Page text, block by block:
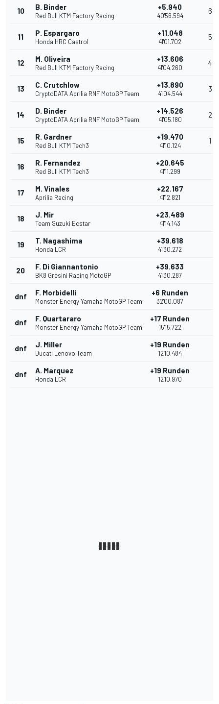
10 B. Binder
Red Bull KTM Factory Racing
+5.940
40'56.594
6
11 P. Espargaro
Honda HRC Castrol
+11.048
41'01.702
5
12 M. Oliveira
Red Bull KTM Factory Racing
+13.606
41'04.260
4
13 C. Crutchlow
CryptoDATA Aprilia RNF MotoGP Team
+13.890
41'04.544
3
14 D. Binder
CryptoDATA Aprilia RNF MotoGP Team
+14.526
41'05.180
2
15 R. Gardner
Red Bull KTM Tech3
+19.470
41'10.124
1
16 R. Fernandez
Red Bull KTM Tech3
+20.645
41'11.299
17 M. Vinales
Aprilia Racing
+22.167
41'12.821
18 J. Mir
Team Suzuki Ecstar
+23.489
41'14.143
19 T. Nagashima
Honda LCR
+39.618
41'30.272
20 F. Di Giannantonio
BK8 Gresini Racing MotoGP
+39.633
41'30.287
dnf F. Morbidelli
Monster Energy Yamaha MotoGP Team
+6 Runden
32'00.087
dnf F. Quartararo
Monster Energy Yamaha MotoGP Team
+17 Runden
15'15.722
dnf J. Miller
Ducati Lenovo Team
+19 Runden
12'10.484
dnf A. Marquez
Honda LCR
+19 Runden
12'10.970